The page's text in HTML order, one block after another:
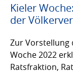
Kieler
der
Zur Vorstellung
Woche 2022
Ratsfraktion,